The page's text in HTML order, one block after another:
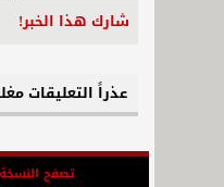
شارك هذا الخبر!
عذراً التعليقات
تصفح